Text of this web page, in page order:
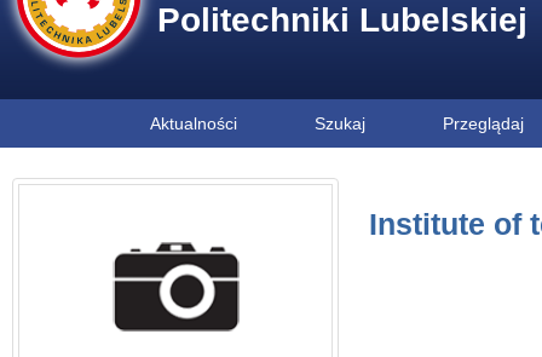
Politechniki Lubelskiej
Aktualności Szukaj Przeglądaj
Institute of